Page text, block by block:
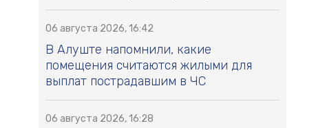
06 августа 2026, 16:42
В Алуште напомнили, какие
помещения считаются жилыми для
выплат пострадавшим в ЧС
06 августа 2026, 16:28